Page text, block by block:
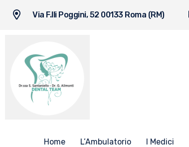
Via F.lli Poggini, 52 00133 Roma (RM)
Home L’Ambulatorio I Medici